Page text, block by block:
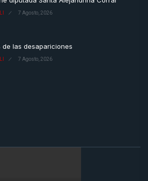
7 Agosto, 2026
de las desapariciones
7 Agosto, 2026